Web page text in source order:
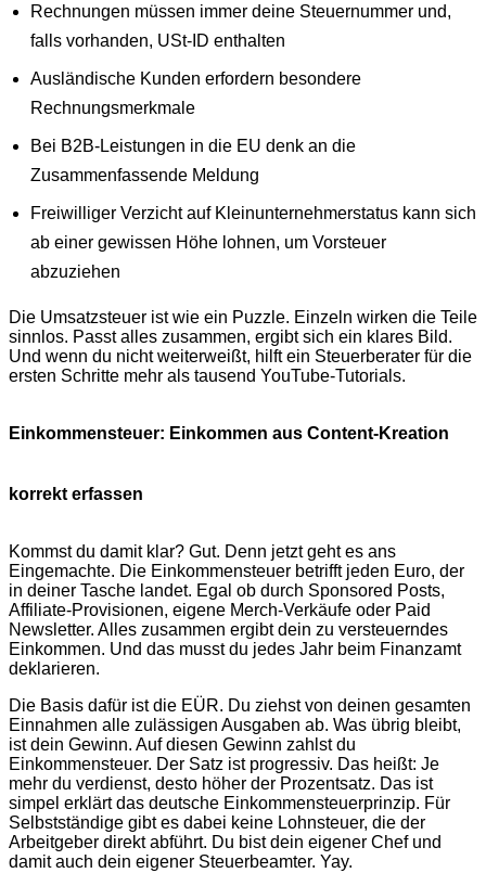
Rechnungen müssen immer deine Steuernummer und,
falls vorhanden, USt-ID enthalten
Ausländische Kunden erfordern besondere
Rechnungsmerkmale
Bei B2B-Leistungen in die EU denk an die
Zusammenfassende Meldung
Freiwilliger Verzicht auf Kleinunternehmerstatus kann sich
ab einer gewissen Höhe lohnen, um Vorsteuer
abzuziehen
Die Umsatzsteuer ist wie ein Puzzle. Einzeln wirken die Teile
sinnlos. Passt alles zusammen, ergibt sich ein klares Bild.
Und wenn du nicht weiterweißt, hilft ein Steuerberater für die
ersten Schritte mehr als tausend YouTube-Tutorials.
Einkommensteuer: Einkommen aus Content-Kreation
korrekt erfassen
Kommst du damit klar? Gut. Denn jetzt geht es ans
Eingemachte. Die Einkommensteuer betrifft jeden Euro, der
in deiner Tasche landet. Egal ob durch Sponsored Posts,
Affiliate-Provisionen, eigene Merch-Verkäufe oder Paid
Newsletter. Alles zusammen ergibt dein zu versteuerndes
Einkommen. Und das musst du jedes Jahr beim Finanzamt
deklarieren.
Die Basis dafür ist die EÜR. Du ziehst von deinen gesamten
Einnahmen alle zulässigen Ausgaben ab. Was übrig bleibt,
ist dein Gewinn. Auf diesen Gewinn zahlst du
Einkommensteuer. Der Satz ist progressiv. Das heißt: Je
mehr du verdienst, desto höher der Prozentsatz. Das ist
simpel erklärt das deutsche Einkommensteuerprinzip. Für
Selbstständige gibt es dabei keine Lohnsteuer, die der
Arbeitgeber direkt abführt. Du bist dein eigener Chef und
damit auch dein eigener Steuerbeamter. Yay.